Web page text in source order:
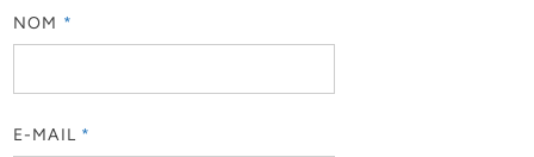
NOM *
E-MAIL *